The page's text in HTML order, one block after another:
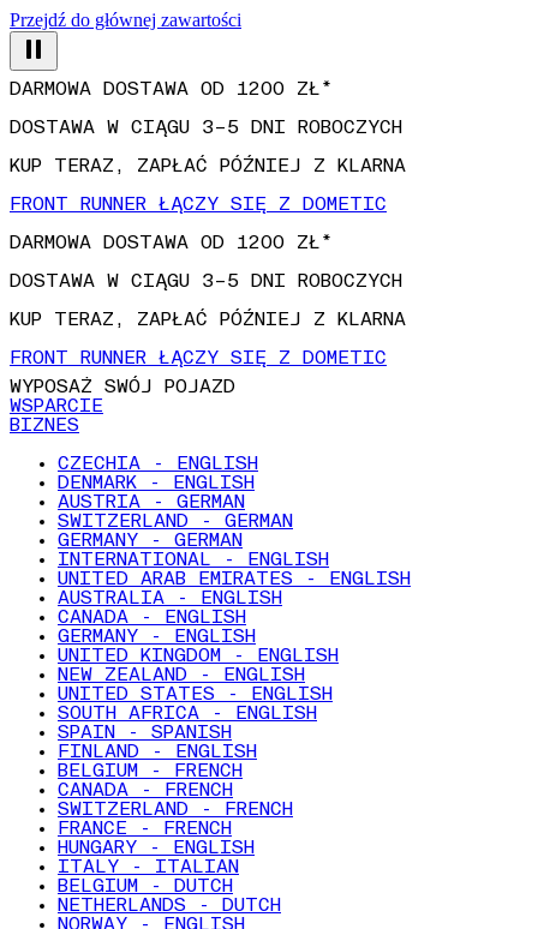
Przejdź do głównej zawartości
DOSTAWA W CIĄGU 3–5 DNI ROBOCZYCH
KUP TERAZ, ZAPŁAĆ PÓŹNIEJ Z KLARNA
FRONT RUNNER ŁĄCZY SIĘ Z DOMETIC
DARMOWA DOSTAWA OD 1200 ZŁ*
DOSTAWA W CIĄGU 3–5 DNI ROBOCZYCH
KUP TERAZ, ZAPŁAĆ PÓŹNIEJ Z KLARNA
FRONT RUNNER ŁĄCZY SIĘ Z DOMETIC
WYPOSAŻ SWÓJ POJAZD
WSPARCIE
BIZNES
CZECHIA - ENGLISH
DENMARK - ENGLISH
AUSTRIA - GERMAN
SWITZERLAND - GERMAN
GERMANY - GERMAN
INTERNATIONAL - ENGLISH
UNITED ARAB EMIRATES - ENGLISH
AUSTRALIA - ENGLISH
CANADA - ENGLISH
GERMANY - ENGLISH
UNITED KINGDOM - ENGLISH
NEW ZEALAND - ENGLISH
UNITED STATES - ENGLISH
SOUTH AFRICA - ENGLISH
SPAIN - SPANISH
FINLAND - ENGLISH
BELGIUM - FRENCH
CANADA - FRENCH
SWITZERLAND - FRENCH
FRANCE - FRENCH
HUNGARY - ENGLISH
ITALY - ITALIAN
BELGIUM - DUTCH
NETHERLANDS - DUTCH